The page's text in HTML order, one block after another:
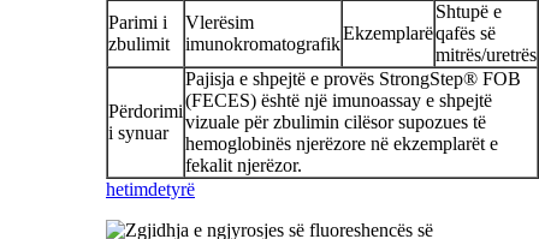
Parimi i
zbulimit
Vlerësim
imunokromatografik
Ekzemplarë
Shtupë e
qafës së
mitrës/uretrës
Përdorimi
i synuar
Pajisja e shpejtë e provës StrongStep® FOB
(FECES) është një imunoassay e shpejtë
vizuale për zbulimin cilësor supozues të
hemoglobinës njerëzore në ekzemplarët e
fekalit njerëzor.
hetimdetyrë